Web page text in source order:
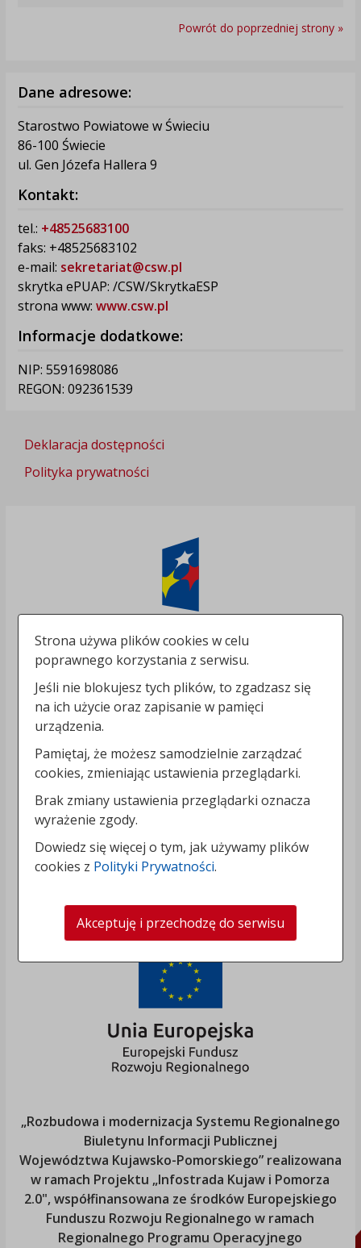
Powrót do poprzedniej strony »
Dane adresowe:
Starostwo Powiatowe w Świeciu
86-100 Świecie
ul. Gen Józefa Hallera 9
Kontakt:
tel.: +48525683100
faks: +48525683102
e-mail: sekretariat@csw.pl
skrytka ePUAP: /CSW/SkrytkaESP
strona www: www.csw.pl
Informacje dodatkowe:
NIP: 5591698086
REGON: 092361539
Deklaracja dostępności
Polityka prywatności
„Rozbudowa i modernizacja Systemu Regionalnego
Biuletynu Informacji Publicznej
Województwa Kujawsko-Pomorskiego” realizowana
w ramach Projektu „Infostrada Kujaw i Pomorza
2.0", współfinansowana ze środków Europejskiego
Funduszu Rozwoju Regionalnego w ramach
Regionalnego Programu Operacyjnego
Strona używa plików cookies w celu
poprawnego korzystania z serwisu.
Jeśli nie blokujesz tych plików, to zgadzasz się
na ich użycie oraz zapisanie w pamięci
urządzenia.
Pamiętaj, że możesz samodzielnie zarządzać
cookies, zmieniając ustawienia przeglądarki.
Brak zmiany ustawienia przeglądarki oznacza
wyrażenie zgody.
Dowiedz się więcej o tym, jak używamy plików
cookies z Polityki Prywatności.
Akceptuję i przechodzę do serwisu